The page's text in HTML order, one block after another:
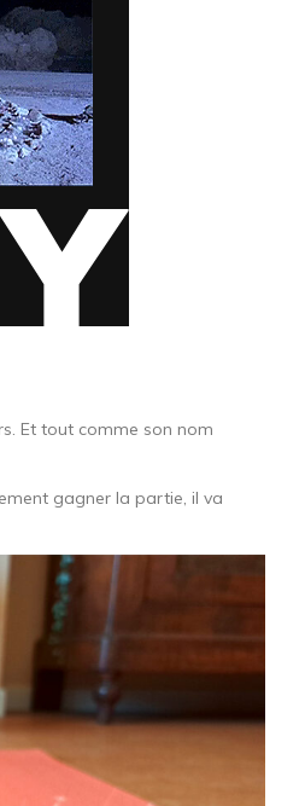
Et tout comme son nom
gagner la partie, il va